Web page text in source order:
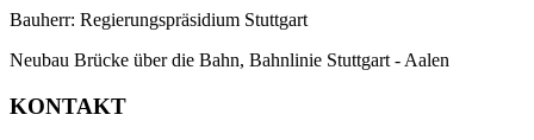
Bauherr: Regierungspräsidium Stuttgart
Neubau Brücke über die Bahn, Bahnlinie Stuttgart - Aalen
KONTAKT